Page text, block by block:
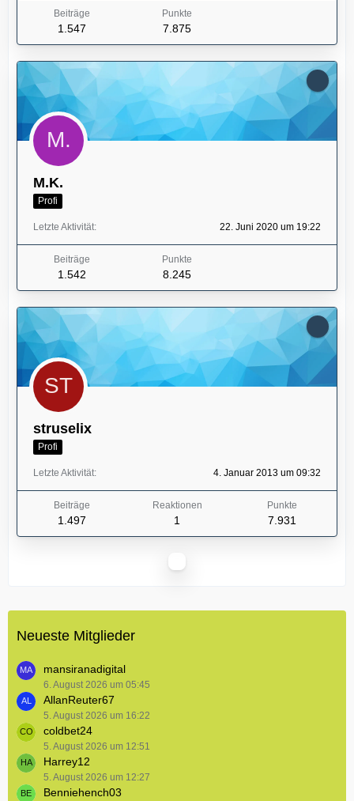
Beiträge
1.547
Punkte
7.875
M.K.
Profi
Letzte Aktivität 22. Juni 2020 um 19:22
Beiträge
1.542
Punkte
8.245
struselix
Profi
Letzte Aktivität 4. Januar 2013 um 09:32
Beiträge
1.497
Reaktionen
1
Punkte
7.931
Neueste Mitglieder
mansiranadigital
6. August 2026 um 05:45
AllanReuter67
5. August 2026 um 16:22
coldbet24
5. August 2026 um 12:51
Harrey12
5. August 2026 um 12:27
Benniehench03